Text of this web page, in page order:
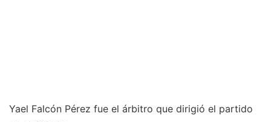
Yael Falcón Pérez fue el árbitro que dirigió el partido